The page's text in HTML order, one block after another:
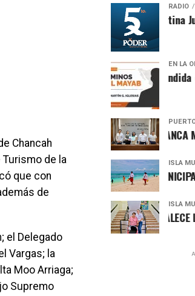
Chancah
Turismo de la
que con
de
el Delegado
Vargas; la
Moo Arriaga;
Supremo
RADIO
Síntesis Matutina Jueves
EN LA
Sociedad
PRESENTA BLANCA
ISLA
GOBIERNO MUNICIPAL
ISLA
ATENEA FORTALECE LA